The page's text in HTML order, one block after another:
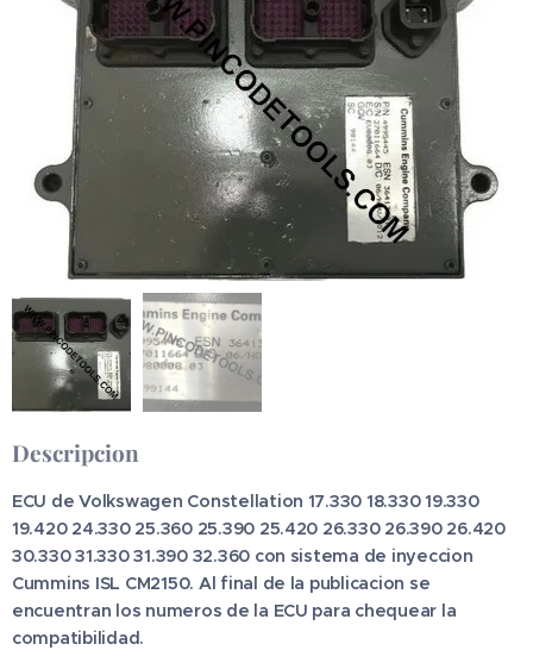
Descripcion
ECU de Volkswagen Constellation 17.330 18.330 19.330
19.420 24.330 25.360 25.390 25.420 26.330 26.390 26.420
30.330 31.330 31.390 32.360 con sistema de inyeccion
Cummins ISL CM2150. Al final de la publicacion se
encuentran los numeros de la ECU para chequear la
compatibilidad.